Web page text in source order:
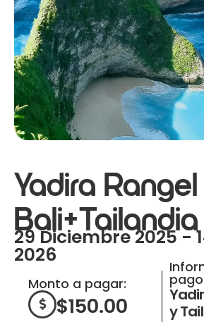
Yadira Rangel |
Bali+Tailandia
29 Diciembre 2025 -
2026
Monto a pagar:
$150.00
y